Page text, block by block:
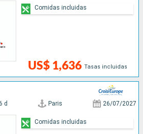
US$ 1,636 Tasas incluidas
Comidas incluidas
d Paris 26/07/2027
Comidas incluidas